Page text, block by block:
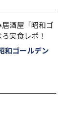
酒屋「昭和ゴ
実食レポ！
和ゴールデン